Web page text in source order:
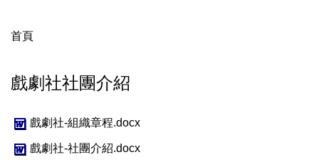
首頁
戲劇社社團介紹
戲劇社-組織章程.docx
戲劇社-社團介紹.docx